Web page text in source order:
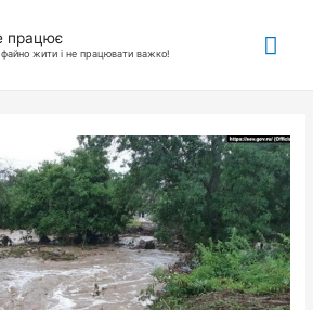
працює
жити і не працювати важко!